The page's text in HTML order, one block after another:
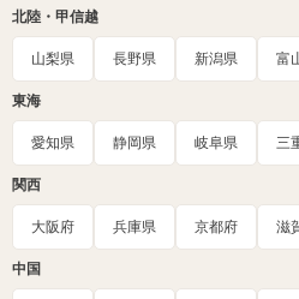
北陸・甲信越
山梨県 長野県 新潟県 富
東海
愛知県 静岡県 岐阜県 三
関西
大阪府 兵庫県 京都府 滋
中国